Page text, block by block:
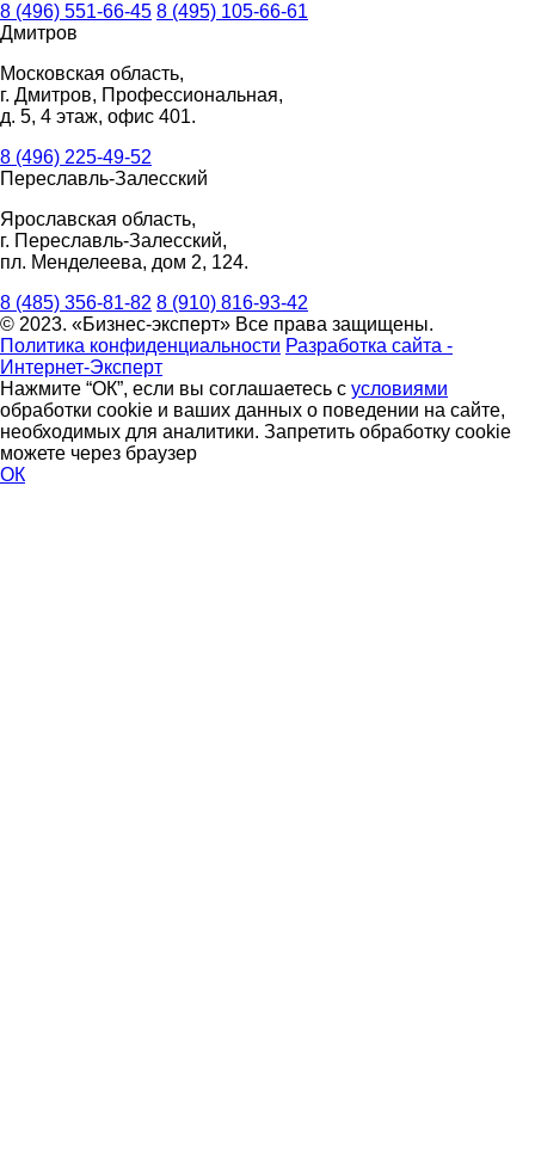
8 (496) 551-66-45 8 (495) 105-66-61
Дмитров
Московская область,
г. Дмитров, Профессиональная,
д. 5, 4 этаж, офис 401.
8 (496) 225-49-52
Переславль-Залесский
Ярославская область,
г. Переславль-Залесский,
пл. Менделеева, дом 2, 124.
8 (485) 356-81-82 8 (910) 816-93-42
© 2023. «Бизнес-эксперт» Все права защищены.
Политика конфиденциальности Разработка сайта -
Интернет-Эксперт
Нажмите “ОК”, если вы соглашаетесь с условиями
обработки cookie и ваших данных о поведении на сайте,
необходимых для аналитики. Запретить обработку cookie
можете через браузер
ОК